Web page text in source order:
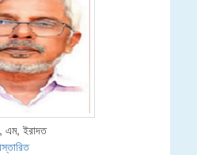
এম, ইরাদত